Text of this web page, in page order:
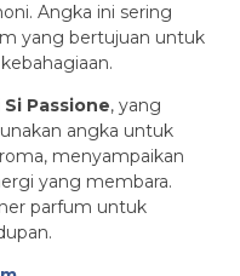
Angka ini sering
yang bertujuan untuk
Passione, yang
angka untuk
menyampaikan
yang membara.
parfum untuk